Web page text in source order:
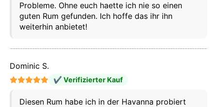
Probleme. Ohne euch haette ich nie so einen
guten Rum gefunden. Ich hoffe das ihr ihn
weiterhin anbietet!
Dominic S.
✔ Verifizierter Kauf
Diesen Rum habe ich in der Havanna probiert